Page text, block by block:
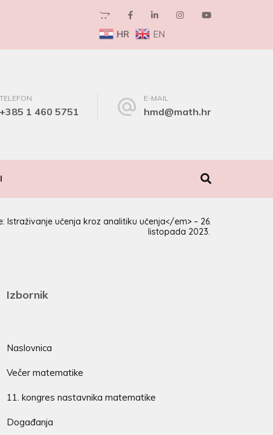
HR EN
TELEFON
+385 1 460 5751
E-MAIL
hmd@math.hr
učenja kroz analitiku učenja</em> – 26.
listopada 2023.
Izbornik
Naslovnica
Večer matematike
11. kongres nastavnika matematike
Događanja